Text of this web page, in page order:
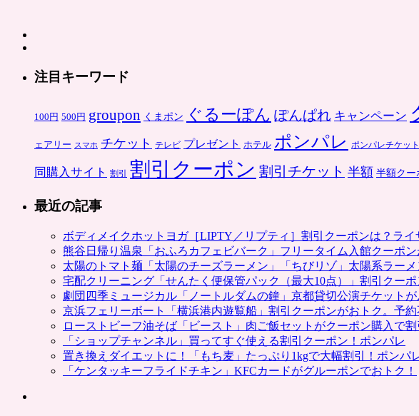
注目キーワード
100円 500円 groupon くまポン ぐるーぽん ぽんぱれ キャンペーン
ェアリー スマホ チケット テレビ プレゼント ホテル ポンパレ ポンパレチケット
同購入サイト 割引 割引クーポン 割引チケット 半額 半額クー
最近の記事
ボディメイクホットヨガ［LIPTY／リプティ］割引クーポンは？ラ
熊谷日帰り温泉「おふろカフェビバーク」フリータイム入館クーポ
太陽のトマト麺「太陽のチーズラーメン」「ちびリゾ」太陽系ラー
宅配クリーニング「せんたく便保管パック（最大10点）」割引クー
劇団四季ミュージカル「ノートルダムの鐘」京都貸切公演チケット
京浜フェリーボート「横浜港内遊覧船」割引クーポンがおトク。予
ローストビーフ油そば「ビースト」肉ご飯セットがクーポン購入で
「ショップチャンネル」買ってすぐ使える割引クーポン！ポンパレ
置き換えダイエットに！「もち麦」たっぷり1kgで大幅割引！ポンパ
「ケンタッキーフライドチキン」KFCカードがグルーポンでおトク！